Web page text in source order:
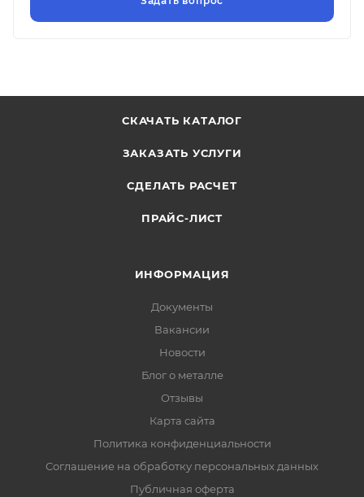
СКАЧАТЬ КАТАЛОГ
ЗАКАЗАТЬ УСЛУГИ
СДЕЛАТЬ РАСЧЕТ
ПРАЙС-ЛИСТ
ИНФОРМАЦИЯ
Документы
Вакансии
Новости
Блог о металле
Отзывы
Карта сайта
Политика конфиденциальности
Соглашение на обработку персональных данных
Публичная оферта